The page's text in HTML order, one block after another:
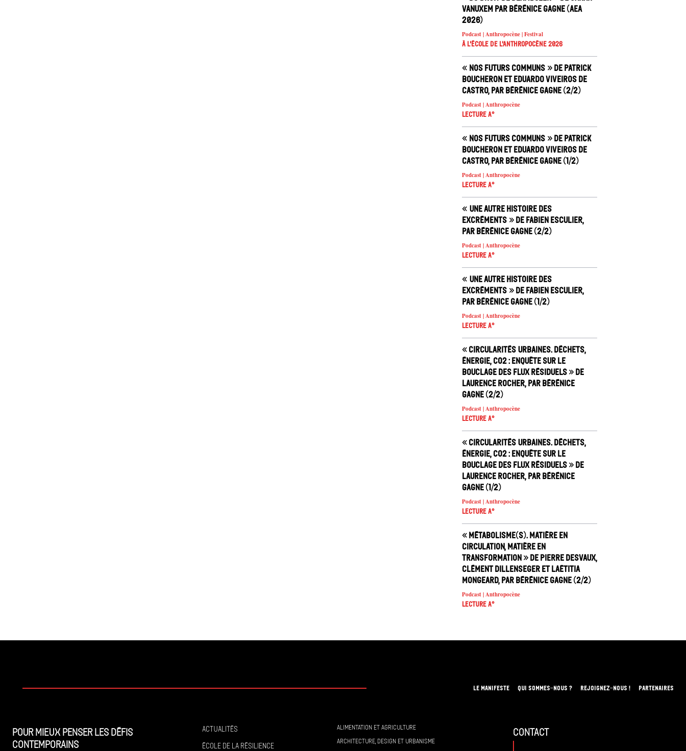
Vanuxem par Bérénice Gagne (AEA
2026)
Podcast | Anthropocène | Festival
À l'école de l'Anthropocène 2026
« Nos futurs communs » de Patrick
Boucheron et Eduardo Viveiros de
Castro, par Bérénice Gagne (2/2)
Podcast | Anthropocène
Lecture A°
« Nos futurs communs » de Patrick
Boucheron et Eduardo Viveiros de
Castro, par Bérénice Gagne (1/2)
Podcast | Anthropocène
Lecture A°
« Une autre histoire des
excréments » de Fabien Esculier,
par Bérénice Gagne (2/2)
Podcast | Anthropocène
Lecture A°
« Une autre histoire des
excréments » de Fabien Esculier,
par Bérénice Gagne (1/2)
Podcast | Anthropocène
Lecture A°
« Circularités urbaines. Déchets,
énergie, CO2 : enquête sur le
bouclage des flux résiduels » de
Laurence Rocher, par Bérénice
Gagne (2/2)
Podcast | Anthropocène
Lecture A°
« Circularités urbaines. Déchets,
énergie, CO2 : enquête sur le
bouclage des flux résiduels » de
Laurence Rocher, par Bérénice
Gagne (1/2)
Podcast | Anthropocène
Lecture A°
« Métabolisme(s). Matière en
circulation, matière en
transformation » de Pierre Desvaux,
Clément Dillenseger et Laëtitia
Mongeard, par Bérénice Gagne (2/2)
Podcast | Anthropocène
Lecture A°
LE MANIFESTE QUI SOMMES-NOUS ? REJOIGNEZ-NOUS ! PARTENAIRES
Pour mieux penser les défis
contemporains
Actualités
École de la résilience
ALIMENTATION ET AGRICULTURE
ARCHITECTURE, DESIGN ET URBANISME
contact